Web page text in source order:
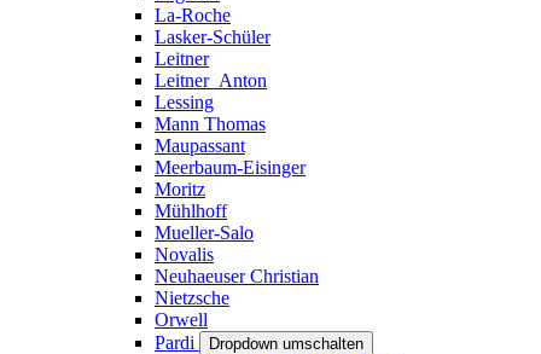
La-Roche
Lasker-Schüler
Leitner
Leitner_Anton
Lessing
Mann Thomas
Maupassant
Meerbaum-Eisinger
Moritz
Mühlhoff
Mueller-Salo
Novalis
Neuhaeuser Christian
Nietzsche
Orwell
Pardi
Dropdown umschalten